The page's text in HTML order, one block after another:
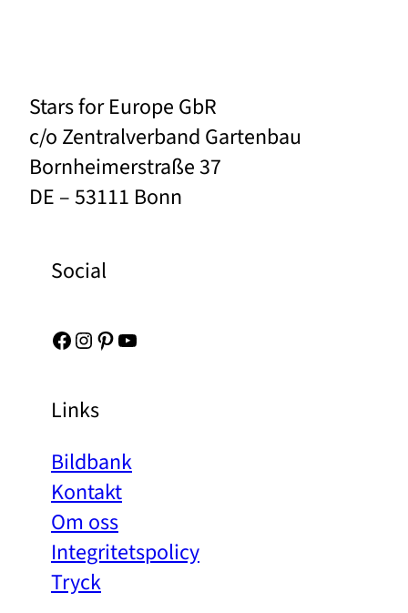
Stars for Europe GbR
c/o Zentralverband Gartenbau
Bornheimerstraße 37
DE – 53111 Bonn
Social
Facebook Instagram Pinterest YouTube
Links
Bildbank
Kontakt
Om oss
Integritetspolicy
Tryck